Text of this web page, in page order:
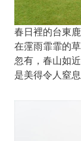
春日裡的台東
在霪雨霏霏的
忽有，春山如
是美得令人窒息